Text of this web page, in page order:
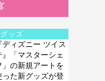
グッズ
ディズニー ツイス
』「マスターシェ
」の新規アートを
った新グッズが登